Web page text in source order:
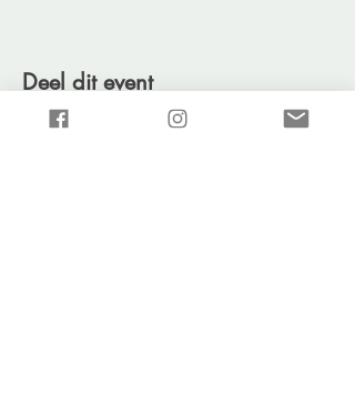
Deel dit event